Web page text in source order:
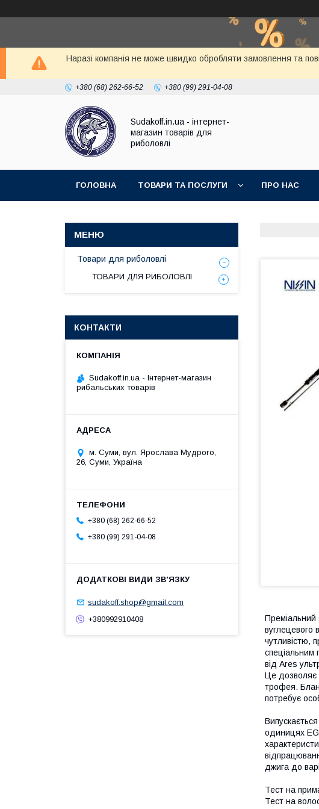
Наразі компанія не може швидко обробляти замовлення та
+380 (68) 262-66-52 +380 (99) 291-04-08
Sudakoff.in.ua - інтернет-
магазин товарів для
риболовлі
ГОЛОВНА ТОВАРИ ТА ПОСЛУГИ ПРО НАС
Преміальний
вуглецевого
чутливістю,
спеціальним
від Ares
Це дозволяє
трофея.
потребує
одиницях
джига до
Тест на
Тест на
Товари для риболовлі
ТОВАРИ ДЛЯ РИБОЛОВЛІ
КОНТАКТИ
Sudakoff.in.ua - Інтернет-магазин
рибальських товарів
м. Суми, вул. Ярослава Мудрого,
26, Суми, Україна
+380 (68) 262-66-52
+380 (99) 291-04-08
sudakoff.shop@gmail.com
+380992910408